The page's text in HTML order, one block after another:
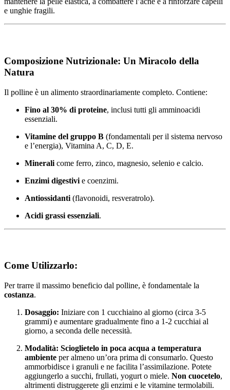
e unghie fragili.
Composizione Nutrizionale: Un Miracolo della
Natura
Il polline è un alimento straordinariamente completo. Contiene:
Fino al 30% di proteine, inclusi tutti gli amminoacidi
essenziali.
Vitamine del gruppo B (fondamentali per il sistema nervoso
e l’energia), Vitamina A, C, D, E.
Minerali come ferro, zinco, magnesio, selenio e calcio.
Enzimi digestivi e coenzimi.
Antiossidanti (flavonoidi, resveratrolo).
Acidi grassi essenziali.
Come Utilizzarlo:
Per trarre il massimo beneficio dal polline, è fondamentale la
costanza.
Dosaggio: Iniziare con 1 cucchiaino al giorno (circa 3-5
grammi) e aumentare gradualmente fino a 1-2 cucchiai al
giorno, a seconda delle necessità.
Modalità: Scioglietelo in poca acqua a temperatura
ambiente per almeno un’ora prima di consumarlo. Questo
ammorbidisce i granuli e ne facilita l’assimilazione. Potete
aggiungerlo a succhi, frullati, yogurt o miele. Non cuocetelo,
altrimenti distruggerete gli enzimi e le vitamine termolabili.